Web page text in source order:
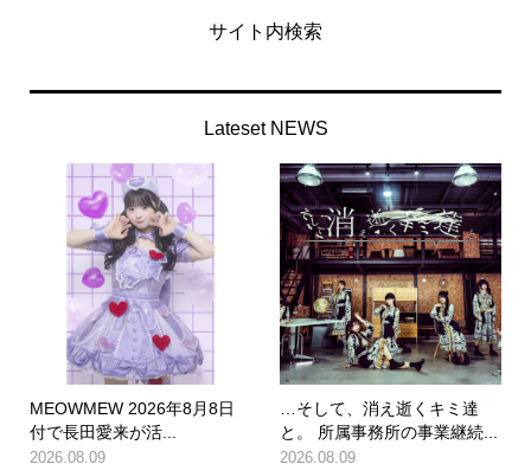
サイト内検索
Lateset NEWS
MEOWMEW 2026年8月8日
付で長田愛来が活...
2026.08.09
…そして、消え逝くキミ達
と。 所属事務所の事業継続...
2026.08.09